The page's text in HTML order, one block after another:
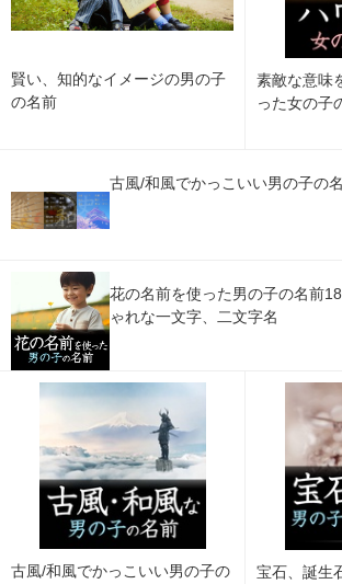
賢い、知的なイメージの男の子
の名前
素敵な意味
った女の子
古風/和風でかっこいい男の子の
花の名前を使った男の子の名前
ゃれな一文字、二文字名
古風/和風でかっこいい男の子の
宝石、誕生